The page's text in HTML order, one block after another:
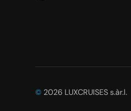
© 2026 LUXCRUISES s.àr.l.